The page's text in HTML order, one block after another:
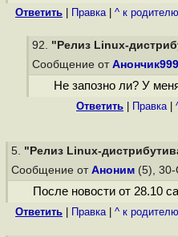
Ответить Правка| ^ к
92. "Релиз Linux-
Сообщение от
Не запозно ли? У
Ответить Правка|
5. "Релиз Linux-
Сообщение от Аноним (5), 30-
После новости от 28.10
Ответить Правка| ^ к